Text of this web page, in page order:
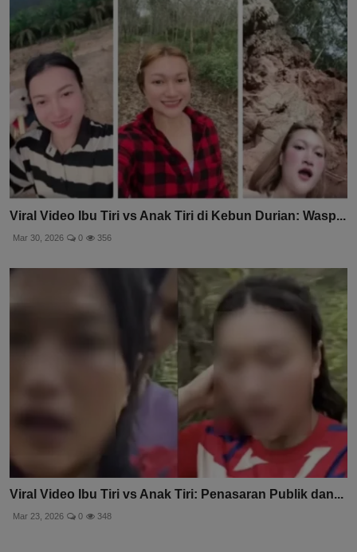
Viral Video Ibu Tiri vs Anak Tiri di Kebun Durian: Wasp...
Mar 30, 2026 0 356
Viral Video Ibu Tiri vs Anak Tiri: Penasaran Publik dan...
Mar 23, 2026 0 348